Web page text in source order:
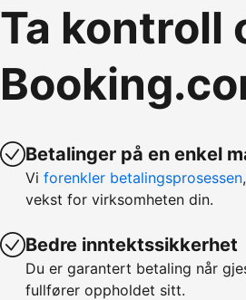
Ta kontroll
Betalinger på en enkel
Vi forenkler betalingsprosessen
vekst for virksomheten din.
Bedre inntektssikkerhet
Du er garantert betaling når
fullfører oppholdet sitt.